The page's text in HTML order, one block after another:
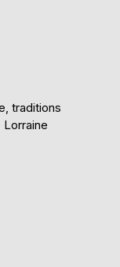
traditions
Lorraine